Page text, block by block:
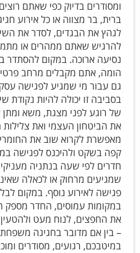
ומסודרים בדיוק כפי שאתם
ברית, בר מצווה או כל אירוע
לגהץ את הבגדים, לסדר את
להרגיש שאתם ממהרים או
נסיעה ארוכה. במקום להסתדר
הומה, אתם מקבלים מרחב
גם עבור מי שמגיע לפגישה
בסביבה זו יכולה להיות נקודת
של רוגע לפני מצגת, משא ומתן
את הביטחון העצמי ואת
מאפשרת לקרוא שוב את
קפה בשקט ולהיכנס לפגישה
חדרים לפי שעה בנתניה
שמגיעים מרחוק או לכאלה
פגישה לאירוע נוסף. במקום
במקומות עמוסים, החדר מספק
את החפצים, לנוח מעט ולהטעין
– בין אם מדובר בחגיגה
במיטבכם, רגועים, מסודרים